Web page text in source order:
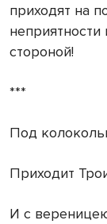
приходят на
стороной!
***
Под
Приходит
И с